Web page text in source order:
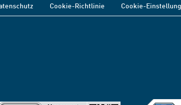
Cookie-Richtlinie Cookie-